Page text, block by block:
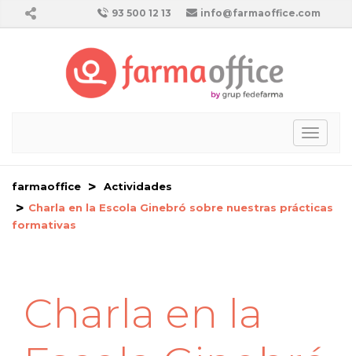
93 500 12 13 info@farmaoffice.com
farmaoffice
Actividades
Charla en la Escola Ginebró sobre nuestras prácticas
formativas
Charla en la